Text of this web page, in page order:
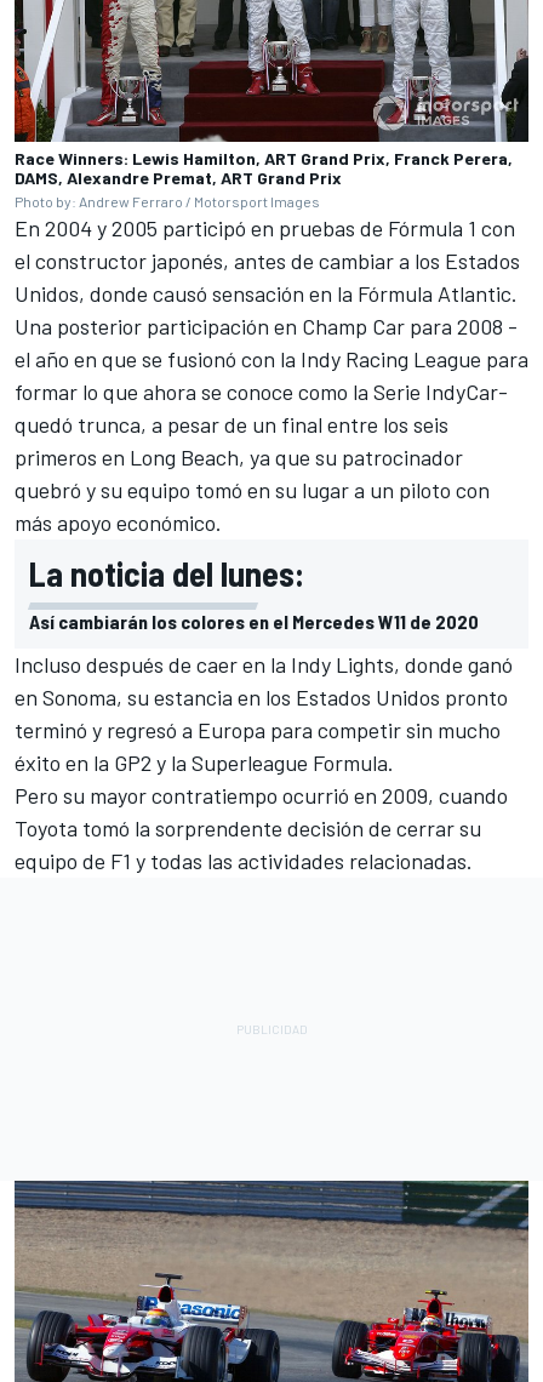
Race Winners: Lewis Hamilton, ART Grand Prix, Franck Perera,
DAMS, Alexandre Premat, ART Grand Prix
Photo by: Andrew Ferraro / Motorsport Images
En 2004 y 2005 participó en pruebas de Fórmula 1 con
el constructor japonés, antes de cambiar a los Estados
Unidos, donde causó sensación en la Fórmula Atlantic.
Una posterior participación en Champ Car para 2008 -
el año en que se fusionó con la Indy Racing League para
formar lo que ahora se conoce como la Serie IndyCar-
quedó trunca, a pesar de un final entre los seis
primeros en Long Beach, ya que su patrocinador
quebró y su equipo tomó en su lugar a un piloto con
más apoyo económico.
La noticia del lunes:
Así cambiarán los colores en el Mercedes W11 de 2020
Incluso después de caer en la Indy Lights, donde ganó
en Sonoma, su estancia en los Estados Unidos pronto
terminó y regresó a Europa para competir sin mucho
éxito en la GP2 y la Superleague Formula.
Pero su mayor contratiempo ocurrió en 2009, cuando
Toyota tomó la sorprendente decisión de cerrar su
equipo de F1 y todas las actividades relacionadas.